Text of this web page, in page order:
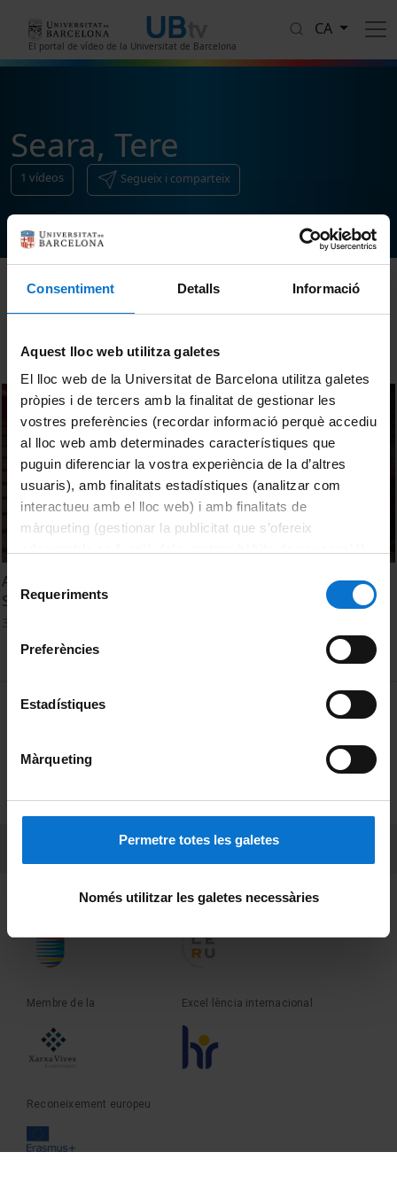
Consentiment Detalls Informació
Aquest lloc web utilitza galetes
El lloc web de la Universitat de Barcelona utilitza galetes
pròpies i de tercers amb la finalitat de gestionar les
vostres preferències (recordar informació perquè accediu
al lloc web amb determinades característiques que
puguin diferenciar la vostra experiència de la d’altres
usuaris), amb finalitats estadístiques (analitzar com
interactueu amb el lloc web) i amb finalitats de
màrqueting (gestionar la publicitat que s’ofereix
consultar laPolítica de galetes del lloc web de la
Selecció
de Requeriments
Preferències
Estadístiques
Màrqueting
Permetre totes les galetes
Només utilitzar les galetes necessàries
El portal de vídeo de la Universitat de Barcelona
CA
Seara, Tere
1 vídeos Segueix i comparteix
Ordenar
A General Mechanism of Instability in Hamiltonian
Systems - Tere Seara
MENÚ PEU 1
Privadesa i termes
Sobre UBtv
Fundadora de la Membre de la
Membre de la Excel·lència internacional
Reconeixement europeu